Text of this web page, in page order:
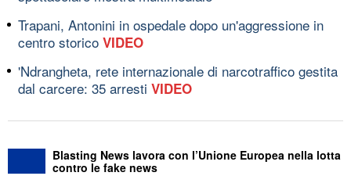
Trapani, Antonini in ospedale dopo un'aggressione in
centro storico VIDEO
'Ndrangheta, rete internazionale di narcotraffico gestita
dal carcere: 35 arresti VIDEO
Blasting News lavora con l’Unione Europea nella lotta
contro le fake news